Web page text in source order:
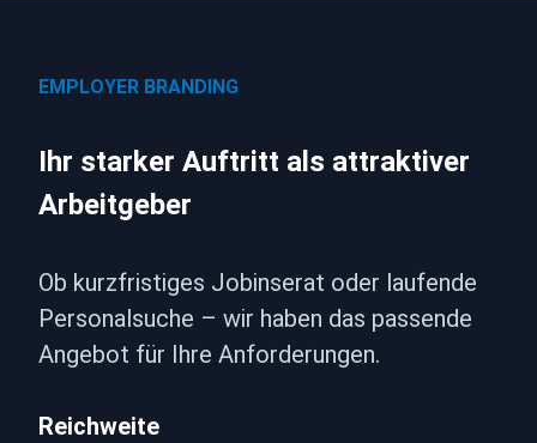
EMPLOYER BRANDING
Ihr starker Auftritt als attraktiver
Arbeitgeber
Ob kurzfristiges Jobinserat oder laufende
Personalsuche – wir haben das passende
Angebot für Ihre Anforderungen.
Reichweite